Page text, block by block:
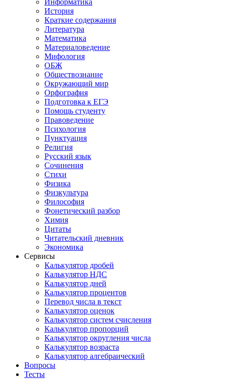
Информатика
История
Краткие содержания
Литература
Математика
Материаловедение
Мифология
ОБЖ
Обществознание
Окружающий мир
Орфография
Подготовка к ЕГЭ
Помощь студенту
Правоведение
Психология
Пунктуация
Религия
Русский язык
Сочинения
Стихи
Физика
Физкультура
Философия
Фонетический разбор
Химия
Цитаты
Читательский дневник
Экономика
Сервисы
Калькулятор дробей
Калькулятор НДС
Калькулятор дней
Калькулятор процентов
Перевод числа в текст
Калькулятор оценок
Калькулятор систем счисления
Калькулятор пропорций
Калькулятор округления числа
Калькулятор возраста
Калькулятор алгебраический
Вопросы
Тесты